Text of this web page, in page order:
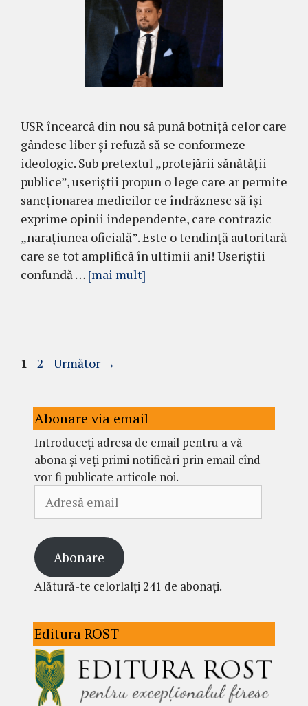
USR încearcă din nou să pună botniță celor care
gândesc liber și refuză să se conformeze
ideologic. Sub pretextul „protejării sănătății
publice”, useriștii propun o lege care ar permite
sancționarea medicilor ce îndrăznesc să își
exprime opinii independente, care contrazic
„narațiunea oficială”. Este o tendință autoritară
care se tot amplifică în ultimii ani! Useriștii
confundă … [mai mult]
Pagina
1 Pagina
2 Următor →
Abonare via email
Introduceți adresa de email pentru a vă
abona și veți primi notificări prin email cînd
vor fi publicate articole noi.
email
Abonare
Alătură-te celorlalți 241 de abonați.
Editura ROST